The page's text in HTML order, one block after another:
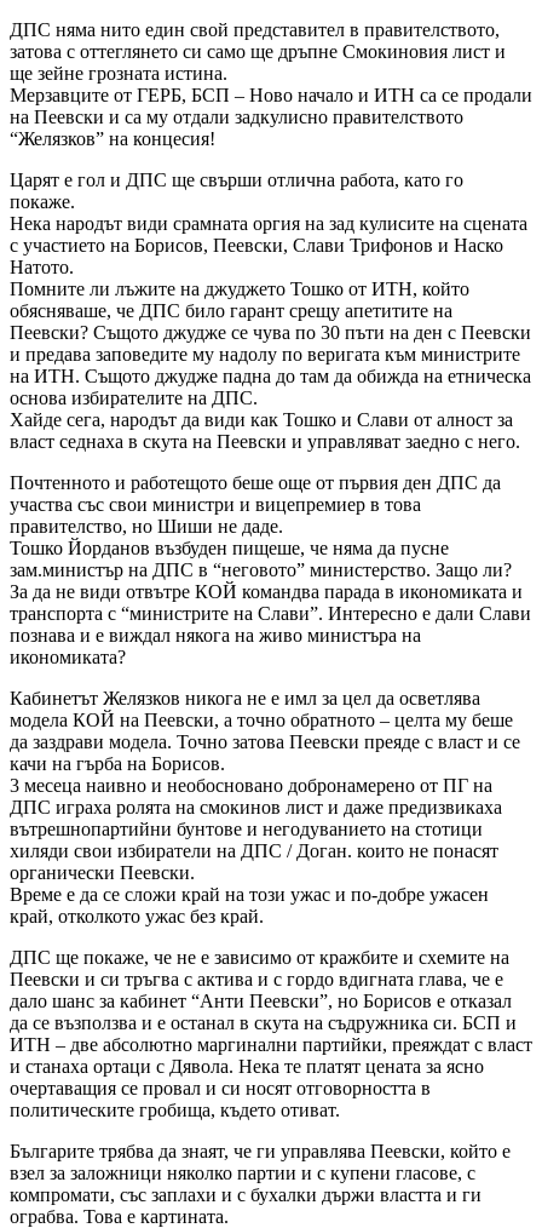
ДПС няма нито един свой представител в правителството,
затова с оттеглянето си само ще дръпне Смокиновия лист и
ще зейне грозната истина.
Мерзавците от ГЕРБ, БСП – Ново начало и ИТН са се продали
на Пеевски и са му отдали задкулисно правителството
“Желязков” на концесия!
Царят е гол и ДПС ще свърши отлична работа, като го
покаже.
Нека народът види срамната оргия на зад кулисите на сцената
с участието на Борисов, Пеевски, Слави Трифонов и Наско
Натото.
Помните ли лъжите на джуджето Тошко от ИТН, който
обясняваше, че ДПС било гарант срещу апетитите на
Пеевски? Същото джудже се чува по 30 пъти на ден с Пеевски
и предава заповедите му надолу по веригата към министрите
на ИТН. Същото джудже падна до там да обижда на етническа
основа избирателите на ДПС.
Хайде сега, народът да види как Тошко и Слави от алност за
власт седнаха в скута на Пеевски и управляват заедно с него.
Почтенното и работещото беше още от първия ден ДПС да
участва със свои министри и вицепремиер в това
правителство, но Шиши не даде.
Тошко Йорданов възбуден пищеше, че няма да пусне
зам.министър на ДПС в “неговото” министерство. Защо ли?
За да не види отвътре КОЙ командва парада в икономиката и
транспорта с “министрите на Слави”. Интересно е дали Слави
познава и е виждал някога на живо министъра на
икономиката?
Кабинетът Желязков никога не е имл за цел да осветлява
модела КОЙ на Пеевски, а точно обратното – целта му беше
да заздрави модела. Точно затова Пеевски преяде с власт и се
качи на гърба на Борисов.
3 месеца наивно и необосновано добронамерено от ПГ на
ДПС играха ролята на смокинов лист и даже предизвикаха
вътрешнопартийни бунтове и негодуванието на стотици
хиляди свои избиратели на ДПС / Доган. които не понасят
органически Пеевски.
Време е да се сложи край на този ужас и по-добре ужасен
край, отколкото ужас без край.
ДПС ще покаже, че не е зависимо от кражбите и схемите на
Пеевски и си тръгва с актива и с гордо вдигната глава, че е
дало шанс за кабинет “Анти Пеевски”, но Борисов е отказал
да се възползва и е останал в скута на съдружника си. БСП и
ИТН – две абсолютно маргинални партийки, преяждат с власт
и станаха ортаци с Дявола. Нека те платят цената за ясно
очертаващия се провал и си носят отговорността в
политическите гробища, където отиват.
Българите трябва да знаят, че ги управлява Пеевски, който е
взел за заложници няколко партии и с купени гласове, с
компромати, със заплахи и с бухалки държи властта и ги
ограбва. Това е картината.